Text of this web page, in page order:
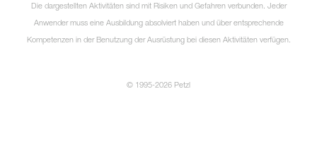
Die dargestellten Aktivitäten sind mit Risiken und Gefahren verbunden. Jeder
Anwender muss eine Ausbildung absolviert haben und über entsprechende
Kompetenzen in der Benutzung der Ausrüstung bei diesen Aktivitäten verfügen.
© 1995-2026 Petzl